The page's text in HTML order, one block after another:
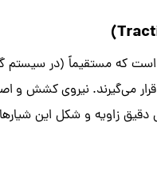
که مستقیماً (در سیستم
می‌گیرند. نیروی کشش و
زاویه و شکل این